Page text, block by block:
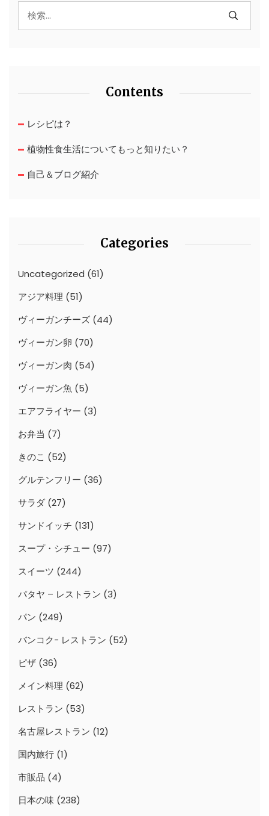
Contents
レシピは？
植物性食生活についてもっと知りたい？
自己＆ブログ紹介
Categories
Uncategorized (61)
アジア料理 (51)
ヴィーガンチーズ (44)
ヴィーガン卵 (70)
ヴィーガン肉 (54)
ヴィーガン魚 (5)
エアフライヤー (3)
お弁当 (7)
きのこ (52)
グルテンフリー (36)
サラダ (27)
サンドイッチ (131)
スープ・シチュー (97)
スイーツ (244)
パタヤ – レストラン (3)
パン (249)
バンコク- レストラン (52)
ピザ (36)
メイン料理 (62)
レストラン (53)
名古屋レストラン (12)
国内旅行 (1)
市販品 (4)
日本の味 (238)